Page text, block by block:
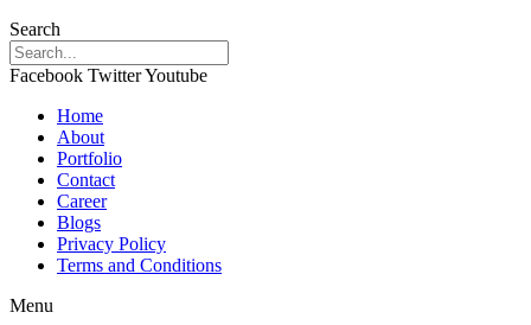
Search
Facebook TwitterYoutube
Home
About
Portfolio
Contact
Career
Blogs
Privacy Policy
Terms and Conditions
Menu